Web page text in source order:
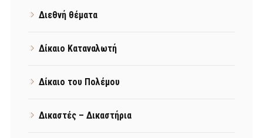
Διεθνή θέματα
Δίκαιο Καταναλωτή
Δίκαιο του Πολέμου
Δικαστές – Δικαστήρια